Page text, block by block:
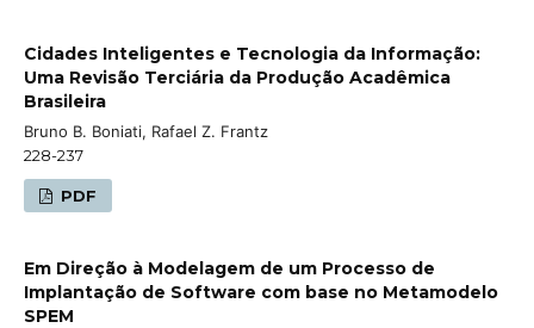
Cidades Inteligentes e Tecnologia da Informação:
Uma Revisão Terciária da Produção Acadêmica
Brasileira
Bruno B. Boniati, Rafael Z. Frantz
228-237
PDF
Em Direção à Modelagem de um Processo de
Implantação de Software com base no Metamodelo
SPEM